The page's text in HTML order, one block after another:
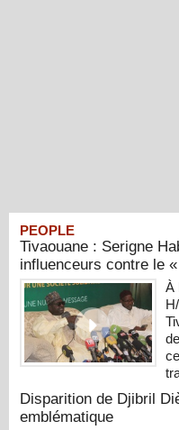
PEOPLE
Tivaouane : Serigne
influenceurs contre le
À
Disparition de Djibril
emblématique